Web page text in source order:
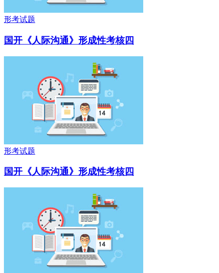
形考试题
国开《人际沟通》形成性考核四
形考试题
国开《人际沟通》形成性考核四